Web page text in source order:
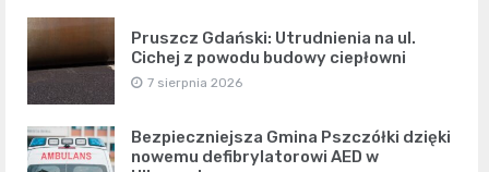
Pruszcz Gdański: Utrudnienia na ul.
Cichej z powodu budowy ciepłowni
7 sierpnia 2026
Bezpieczniejsza Gmina Pszczółki dzięki
nowemu defibrylatorowi AED w